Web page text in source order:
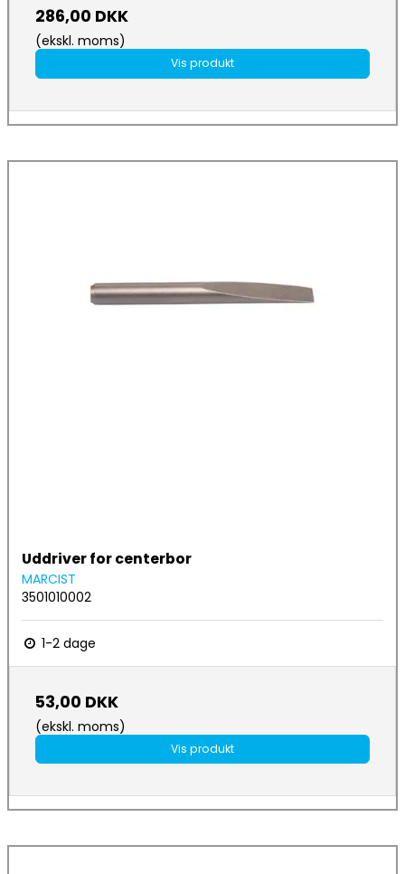
286,00 DKK
(ekskl. moms)
Vis produkt
Uddriver for centerbor
MARCIST
3501010002
1-2 dage
53,00 DKK
(ekskl. moms)
Vis produkt